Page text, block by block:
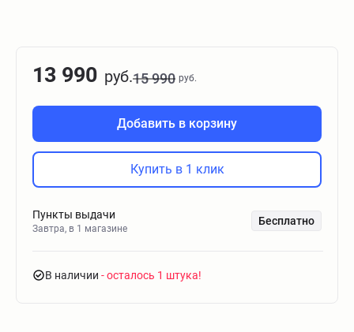
13 990 руб.15 990 руб.
Добавить в корзину
Купить в 1 клик
Пункты выдачи
Завтра, в 1 магазине
Бесплатно
В наличии - осталось 1 штука